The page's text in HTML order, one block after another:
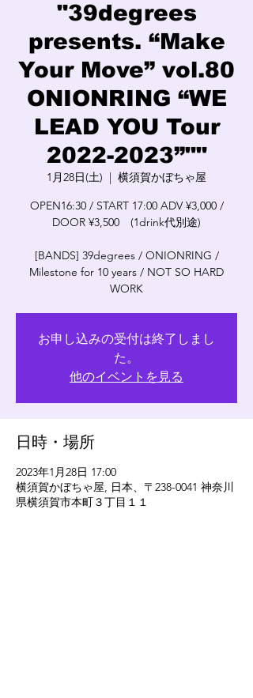
"39degrees
presents. “Make
Your Move” vol.80
ONIONRING “WE
LEAD YOU Tour
2022-2023”""
1月28日(土)
  |
横須賀かぼちゃ屋
OPEN16:30 / START 17:00 ADV ¥3,000 /
DOOR ¥3,500 (1drink代別途)
[BANDS] 39degrees / ONIONRING /
Milestone for 10 years / NOT SO HARD
WORK
お申し込みの受付は終了しまし
た。
他のイベントを見る
日時・場所
2023年1月28日 17:00
横須賀かぼちゃ屋, 日本、〒238-0041 神奈川
県横須賀市本町３丁目１１